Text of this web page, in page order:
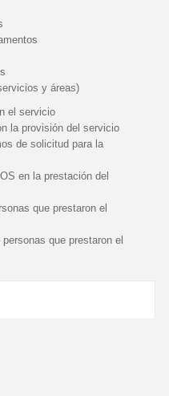
y áreas)
el servicio
la provisión del servicio
de solicitud para la
en la prestación del
que prestaron el
que prestaron el